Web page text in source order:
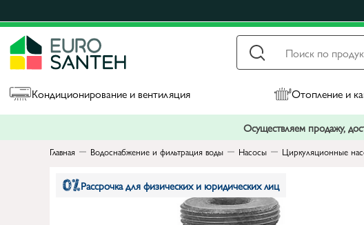
Кондиционирование и вентиляция Отопление и
Осуществляем продажу,
Главная Водоснабжение и фильтрация воды Насосы Циркуляционные
Рассрочка для физических и юридических лиц